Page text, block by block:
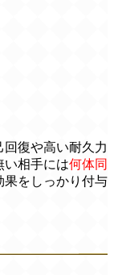
復や高い耐久力
い相手には何体同
果をしっかり付与